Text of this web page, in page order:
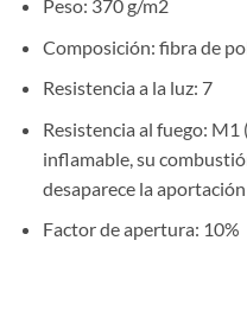
Peso: 370 g/m2
Composición: fibra de
Resistencia a la luz: 7
Resistencia al fuego:
inflamable, su
desaparece la
Factor de apertura: 10%